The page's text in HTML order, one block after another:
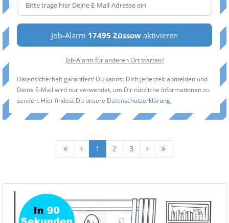
Job-Alarm 17495 Züssow aktivieren
Job-Alarm für anderen Ort starten?
Datensicherheit garantiert! Du kannst Dich jederzeit abmelden und
Deine E-Mail wird nur verwendet, um Dir nützliche Informationen zu
senden. Hier findest Du unsere Datenschutzerklärung.
1 2 3